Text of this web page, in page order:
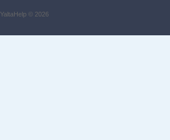
YaltaHelp © 2026